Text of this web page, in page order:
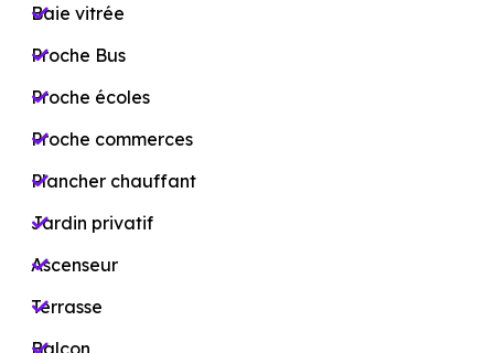
Baie vitrée
Proche Bus
Proche écoles
Proche commerces
Plancher chauffant
Jardin privatif
Ascenseur
Terrasse
Balcon